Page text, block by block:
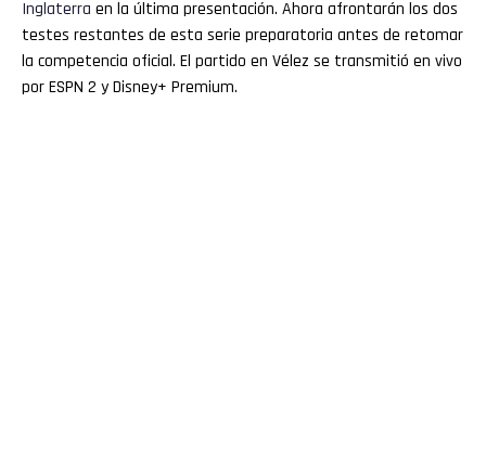
Inglaterra en la última presentación. Ahora afrontarán los dos
testes restantes de esta serie preparatoria antes de retomar
la competencia oficial. El partido en Vélez se transmitió en vivo
por ESPN 2 y Disney+ Premium.